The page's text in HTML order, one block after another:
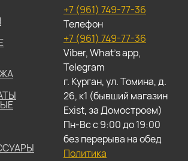
+7 (961) 749-77-36
Телефон
+7 (961) 749-77-36
Viber, What's app,
Telegram
г. Курган, ул. Томина, д.
26, к1 (бывший магазин
Exist, за Домостроем)
Пн-Вс с 9:00 до 19:00
без перерыва на обед
Политика